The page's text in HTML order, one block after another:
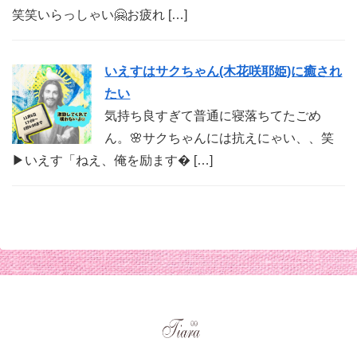
笑笑いらっしゃい🤗お疲れ […]
いえすはサクちゃん(木花咲耶姫)に癒され
たい
気持ち良すぎて普通に寝落ちてたごめ
ん。🌸サクちゃんには抗えにゃい、、笑
▶︎いえす「ねえ、俺を励ます� […]